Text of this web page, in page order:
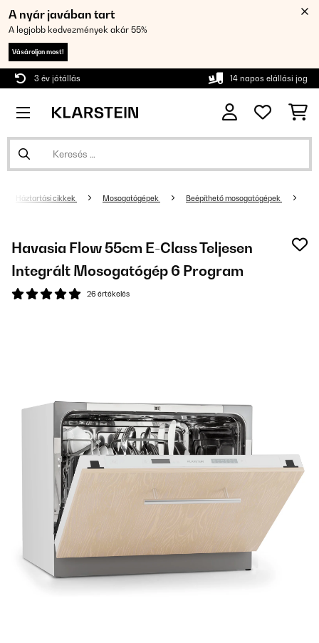
A nyár javában tart
A legjobb kedvezmények akár 55%
Vásároljon most!
3 év jótállás 14 napos elállási jog
Háztartási cikkek Mosogatógépek Beépíthető mosogatógépek
Havasia Flow 55cm E-Class Teljesen
Integrált Mosogatógép 6 Program
26 értékelés